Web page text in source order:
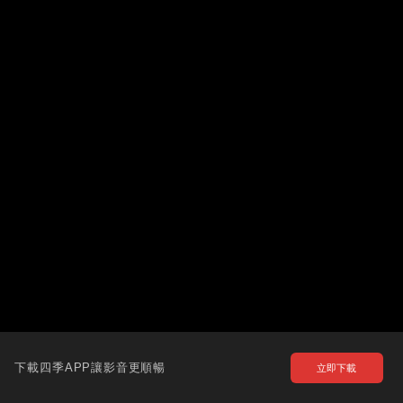
下載四季APP讓影音更順暢 立即下載